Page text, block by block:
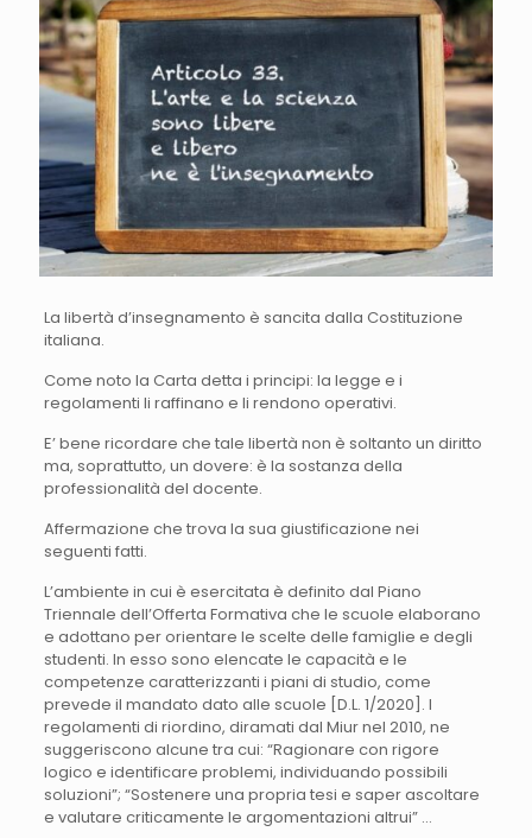
La libertà d’insegnamento è sancita dalla Costituzione
italiana.
Come noto la Carta detta i principi: la legge e i
regolamenti li raffinano e li rendono operativi.
E’ bene ricordare che tale libertà non è soltanto un diritto
ma, soprattutto, un dovere: è la sostanza della
professionalità del docente.
Affermazione che trova la sua giustificazione nei
seguenti fatti.
L’ambiente in cui è esercitata è definito dal Piano
Triennale dell’Offerta Formativa che le scuole elaborano
e adottano per orientare le scelte delle famiglie e degli
studenti. In esso sono elencate le capacità e le
competenze caratterizzanti i piani di studio, come
prevede il mandato dato alle scuole [D.L. 1/2020]. I
regolamenti di riordino, diramati dal Miur nel 2010, ne
suggeriscono alcune tra cui: “Ragionare con rigore
logico e identificare problemi, individuando possibili
soluzioni”; “Sostenere una propria tesi e saper ascoltare
e valutare criticamente le argomentazioni altrui” …